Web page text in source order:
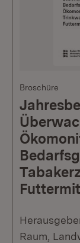
Broschüre
Raum,